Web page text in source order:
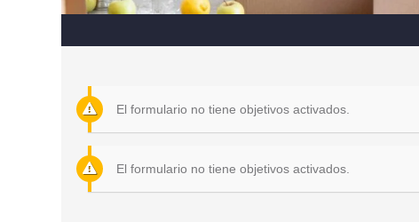
El formulario no tiene objetivos activados.
El formulario no tiene objetivos activados.